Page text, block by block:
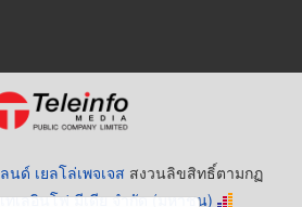
นด์ เยลโล่เพจเจส สงวนลิขสิทธิ์ตามกฏ
ทเลอินโฟ มีเดีย จำกัด (มหาชน)